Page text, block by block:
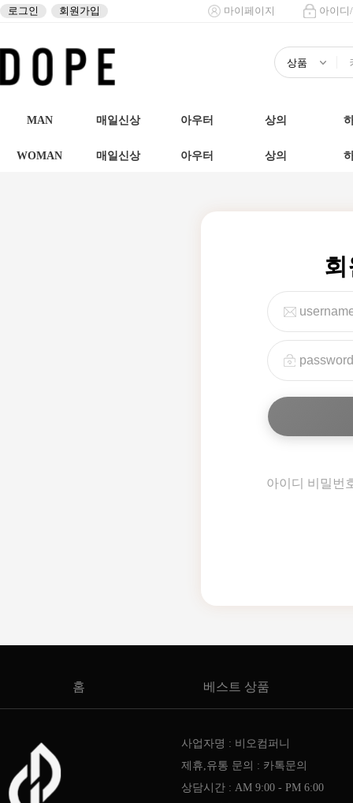
로그인 회원가입 마이페이지 아이디
MAN 매일신상 아우터 상의
WOMAN 매일신상 아우터 상의
아이디 비밀번
홈 베스트 상품
사업자명 : 비오컴퍼니
제휴,유통 문의 : 카톡문의
상담시간 : AM 9:00 - PM 6:00